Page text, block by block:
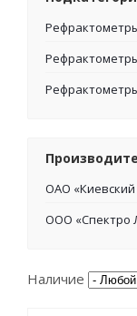
ОАО
ООО «Спектро
Наличие